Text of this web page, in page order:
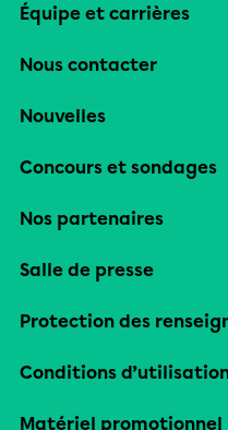
Équipe et carrières
Nous contacter
Nouvelles
Concours et sondages
Nos partenaires
Salle de presse
Protection des
Conditions
Matériel promotionnel